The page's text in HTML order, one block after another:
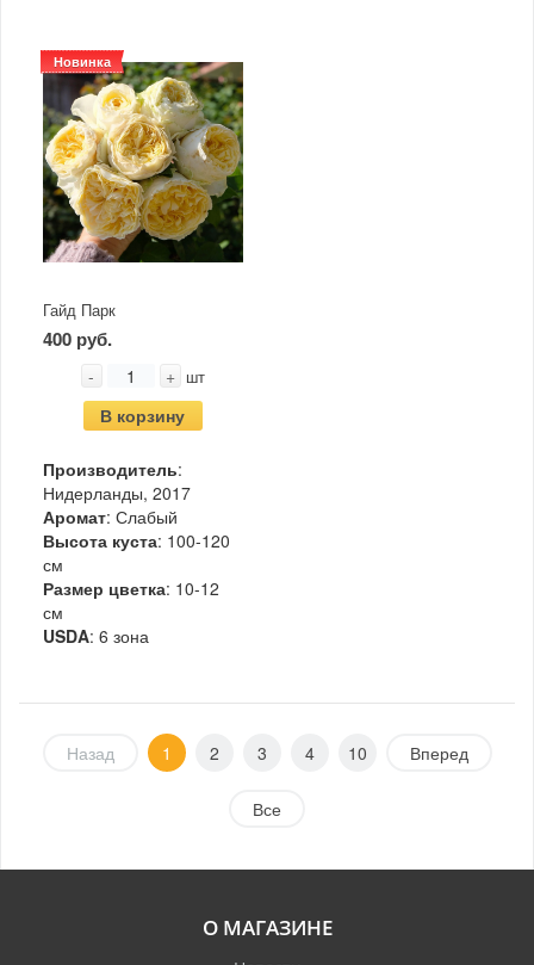
Новинка
Гайд Парк
400 руб.
- + шт
В корзину
Производитель:
Нидерланды, 2017
Аромат: Слабый
Высота куста: 100-120
см
Размер цветка: 10-12
см
USDA: 6 зона
Назад 1 2 3 4 10 Вперед
Все
О МАГАЗИНЕ